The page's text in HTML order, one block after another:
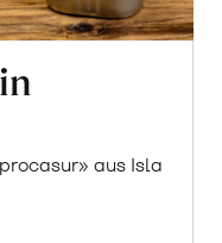
aus Isla